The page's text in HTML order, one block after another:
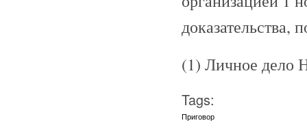
(1) Личное дело
Tags:
Приговор